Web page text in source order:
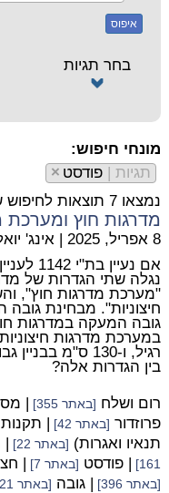
איפוס
בחר תגיות
מונחי חיפוש:
תגיות | פודסט ×
נמצאו 7 תוצאות לחיפוש שבוצע
מדרגות חוץ ומערכת
8 אפריל, 2025 | אינג'
אם
נגלה שתי הגדרות של
"מערכת מדרגות חוץ",
רגיל, ו-130 ס"מ
בין הגדרות אלה?
רום ושלח [באתר 355] |
פרוזדור [באתר 42]
|
תנאיו ואגרות) [באתר 22] |
161]
| פודסט [באתר 7] |
[באתר 396] | גובה [באתר 221]